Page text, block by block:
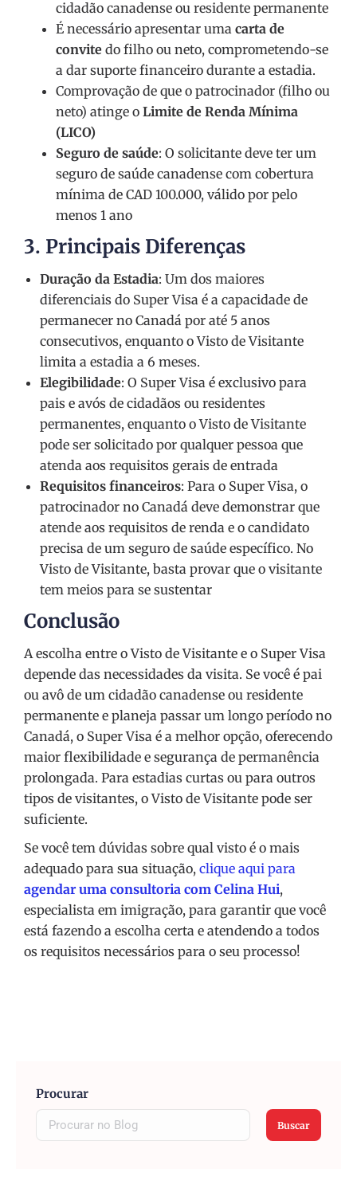
cidadão canadense ou residente permanente​
É necessário apresentar uma carta de
convite do filho ou neto, comprometendo-se
a dar suporte financeiro durante a estadia.
Comprovação de que o patrocinador (filho ou
neto) atinge o Limite de Renda Mínima
(LICO)
Seguro de saúde: O solicitante deve ter um
seguro de saúde canadense com cobertura
mínima de CAD 100.000, válido por pelo
menos 1 ano
3. Principais Diferenças
Duração da Estadia: Um dos maiores
diferenciais do Super Visa é a capacidade de
permanecer no Canadá por até 5 anos
consecutivos, enquanto o Visto de Visitante
limita a estadia a 6 meses.
Elegibilidade: O Super Visa é exclusivo para
pais e avós de cidadãos ou residentes
permanentes, enquanto o Visto de Visitante
pode ser solicitado por qualquer pessoa que
atenda aos requisitos gerais de entrada​
Requisitos financeiros: Para o Super Visa, o
patrocinador no Canadá deve demonstrar que
atende aos requisitos de renda e o candidato
precisa de um seguro de saúde específico. No
Visto de Visitante, basta provar que o visitante
tem meios para se sustentar​
Conclusão
A escolha entre o Visto de Visitante e o Super Visa
depende das necessidades da visita. Se você é pai
ou avô de um cidadão canadense ou residente
permanente e planeja passar um longo período no
Canadá, o Super Visa é a melhor opção, oferecendo
maior flexibilidade e segurança de permanência
prolongada. Para estadias curtas ou para outros
tipos de visitantes, o Visto de Visitante pode ser
suficiente.
Se você tem dúvidas sobre qual visto é o mais
adequado para sua situação, clique aqui para
agendar uma consultoria com Celina Hui,
especialista em imigração, para garantir que você
está fazendo a escolha certa e atendendo a todos
os requisitos necessários para o seu processo!
Procurar
Buscar